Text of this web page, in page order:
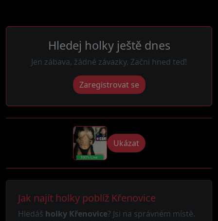
Hledej holky ještě dnes
Jen zábava, žádné závazky. Začni hned teď!
Zaregistrovat se
Ukázat
Jak najít holky poblíž Křenovice
Hledáš holky Křenovice? Jsi na správném místě.